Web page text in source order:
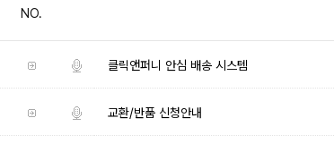
NO.
클릭앤퍼니 안심 배송 시스템
교환/반품 신청안내